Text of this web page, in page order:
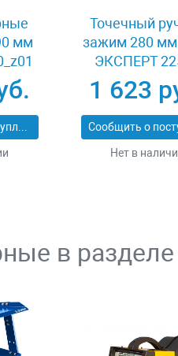
мм
Сообщить о поступлении
Точечный
зажим 280 мм
ЭКСПЕРТ
1 623
Нет в
в разделе